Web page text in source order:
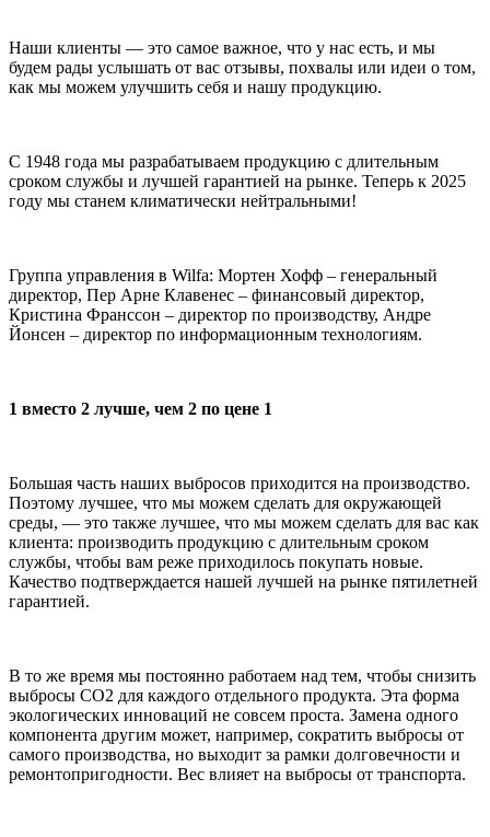
Наши клиенты — это самое важное, что у нас есть, и мы
будем рады услышать от вас отзывы, похвалы или идеи о том,
как мы можем улучшить себя и нашу продукцию.
С 1948 года мы разрабатываем продукцию с длительным
сроком службы и лучшей гарантией на рынке. Теперь к 2025
году мы станем климатически нейтральными!
Группа управления в Wilfa: Мортен Хофф – генеральный
директор, Пер Арне Клавенес – финансовый директор,
Кристина Франссон – директор по производству, Андре
Йонсен – директор по информационным технологиям.
1 вместо 2 лучше, чем 2 по цене 1
Большая часть наших выбросов приходится на производство.
Поэтому лучшее, что мы можем сделать для окружающей
среды, — это также лучшее, что мы можем сделать для вас как
клиента: производить продукцию с длительным сроком
службы, чтобы вам реже приходилось покупать новые.
Качество подтверждается нашей лучшей на рынке пятилетней
гарантией.
В то же время мы постоянно работаем над тем, чтобы снизить
выбросы CO2 для каждого отдельного продукта. Эта форма
экологических инноваций не совсем проста. Замена одного
компонента другим может, например, сократить выбросы от
самого производства, но выходит за рамки долговечности и
ремонтопригодности. Вес влияет на выбросы от транспорта.